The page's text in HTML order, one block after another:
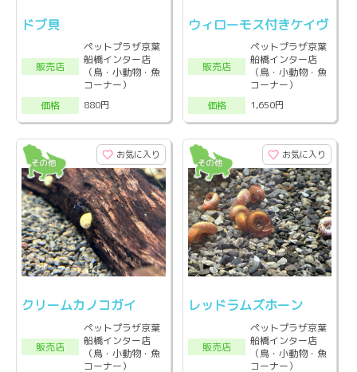
ドブ貝
販売店
ペットプラザ京葉
船橋インター店
（鳥・小動物・魚
コーナー）
価格
880円
ウィローモス付きケイヴ
販売店
ペットプラザ京葉
船橋インター店
（鳥・小動物・魚
コーナー）
価格
1,650円
お気に入り
クリームカノコガイ
販売店
ペットプラザ京葉
船橋インター店
（鳥・小動物・魚
コーナー）
お気に入り
レッドラムズホーン
販売店
ペットプラザ京葉
船橋インター店
（鳥・小動物・魚
コーナー）